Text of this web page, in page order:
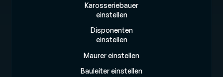
Karosseriebauer
einstellen
Disponenten
einstellen
Maurer einstellen
Bauleiter einstellen